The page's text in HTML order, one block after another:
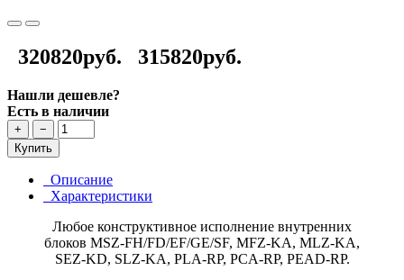
320820руб. 315820руб.
Нашли дешевле?
Есть в наличии
+
−
Купить
Описание
Характеристики
Любое конструктивное исполнение внутренних
блоков MSZ-FH/FD/EF/GE/SF, MFZ-KA, MLZ-KA,
SEZ-KD, SLZ-KA, PLA-RP, PCA-RP, PEAD-RP.